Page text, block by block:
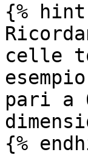
{%
celle
pari a
{%